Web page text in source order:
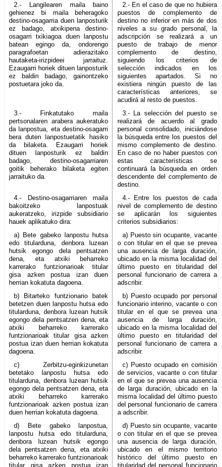
2.- Langilearen maila baino
gehienez bi maila beheragoko
destino-osagarria duen lanposturik
ez badago, atxikipena destino-
osagarri txikiagoa duen lanpostu
batean egingo da, ondorengo
paragrafoetan adierazitako
hautaketa-irizpideei jarraituz.
Ezaugarri horiek dituen lanposturik
ez baldin badago, gainontzeko
postuetara joko da.
2.- En el caso de que no hubiera
puestos de complemento de
destino no inferior en más de dos
niveles a su grado personal, la
adscripción se realizará a un
puesto de trabajo de menor
complemento de destino,
siguiendo los criterios de
selección indicados en los
siguientes apartados. Si no
existiera ningún puesto de las
características anteriores, se
acudirá al resto de puestos.
3.- Finkatutako maila
pertsonalaren arabera aukeratuko
da lanpostua, eta destino-osagarri
bera duten lanpostuetatik hasiko
da bilaketa. Ezaugarri horiek
dituen lanposturik ez baldin
badago, destino-osagarriaren
goitik beherako bilaketa egiten
jarraituko da.
3.- La selección del puesto se
realizará de acuerdo al grado
personal consolidado, iniciándose
la búsqueda entre los puestos del
mismo complemento de destino.
En caso de no haber puestos con
estas características se
continuará la búsqueda en orden
descendente del complemento de
destino.
4.- Destino-osagarriaren maila
bakoitzeko lanpostuak
aukeratzeko, irizpide subsidiario
hauek aplikatuko dira:
4.- Entre los puestos de cada
nivel de complemento de destino
se aplicarán los siguientes
criterios subsidiarios:
a) Bete gabeko lanpostu hutsa
edo titularduna, denbora luzean
hutsik egongo dela pentsatzen
dena, eta atxiki beharreko
karrerako funtzionarioak titular
gisa azken postua izan duen
herrian kokatuta dagoena.
a) Puesto sin ocupante, vacante
o con titular en el que se prevea
una ausencia de larga duración,
ubicado en la misma localidad del
último puesto en titularidad del
personal funcionario de carrera a
adscribir.
b) Bitarteko funtzionario batek
betetzen duen lanpostu hutsa edo
titularduna, denbora luzean hutsik
egongo dela pentsatzen dena, eta
atxiki beharreko karrerako
funtzionarioak titular gisa azken
postua izan duen herrian kokatuta
dagoena.
b) Puesto ocupado por personal
funcionario interino, vacante o con
titular en el que se prevea una
ausencia de larga duración,
ubicado en la misma localidad del
último puesto en titularidad del
personal funcionario de carrera a
adscribir.
c) Zerbitzu-eginkizunetan
betetako lanpostu hutsa edo
titularduna, denbora luzean hutsik
egongo dela pentsatzen dena, eta
atxiki beharreko karrerako
funtzionarioak azken postua izan
duen herrian kokatuta dagoena.
c) Puesto ocupado en comisión
de servicios, vacante o con titular
en el que se prevea una ausencia
de larga duración, ubicado en la
misma localidad del último puesto
del personal funcionario de carrera
a adscribir.
d) Bete gabeko lanpostua,
lanpostu hutsa edo titularduna,
denbora luzean hutsik egongo
dela pentsatzen dena, eta atxiki
beharreko karrerako funtzionarioak
titular gisa azken postua izan
d) Puesto sin ocupante, vacante
o con titular en el que se prevea
una ausencia de larga duración,
ubicado en el mismo territorio
histórico del último puesto en
titularidad del personal funcionario